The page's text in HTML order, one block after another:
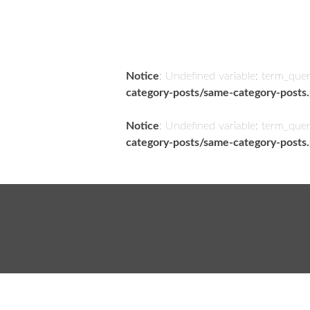
Notice: Undefined variable:
category-posts/same-category-
Notice: Undefined variable:
category-posts/same-category-